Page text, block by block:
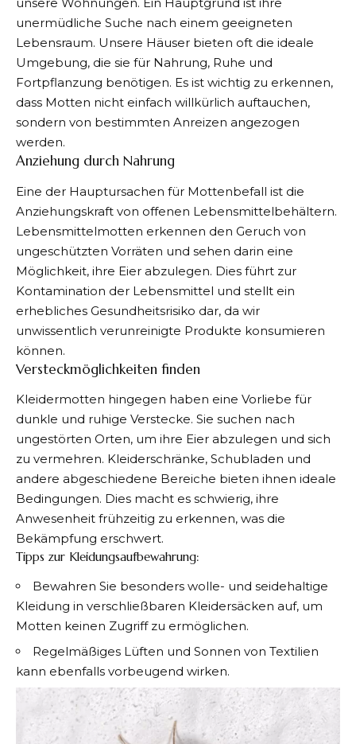
unsere Wohnungen. Ein Hauptgrund ist ihre
unermüdliche Suche nach einem geeigneten
Lebensraum. Unsere Häuser bieten oft die ideale
Umgebung, die sie für Nahrung, Ruhe und
Fortpflanzung benötigen. Es ist wichtig zu erkennen,
dass Motten nicht einfach willkürlich auftauchen,
sondern von bestimmten Anreizen angezogen
werden.
Anziehung durch Nahrung
Eine der Hauptursachen für Mottenbefall ist die
Anziehungskraft von offenen Lebensmittelbehältern.
Lebensmittelmotten erkennen den Geruch von
ungeschützten Vorräten und sehen darin eine
Möglichkeit, ihre Eier abzulegen. Dies führt zur
Kontamination der Lebensmittel und stellt ein
erhebliches Gesundheitsrisiko dar, da wir
unwissentlich verunreinigte Produkte konsumieren
können.
Versteckmöglichkeiten finden
Kleidermotten hingegen haben eine Vorliebe für
dunkle und ruhige Verstecke. Sie suchen nach
ungestörten Orten, um ihre Eier abzulegen und sich
zu vermehren. Kleiderschränke, Schubladen und
andere abgeschiedene Bereiche bieten ihnen ideale
Bedingungen. Dies macht es schwierig, ihre
Anwesenheit frühzeitig zu erkennen, was die
Bekämpfung erschwert.
Tipps zur Kleidungsaufbewahrung:
Bewahren Sie besonders wolle- und seidehaltige
Kleidung in verschließbaren Kleidersäcken auf, um
Motten keinen Zugriff zu ermöglichen.
Regelmäßiges Lüften und Sonnen von Textilien
kann ebenfalls vorbeugend wirken.